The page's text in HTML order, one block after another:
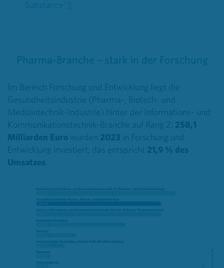
Substance“);
Pharma-Branche – stark in der Forschung
Im Bereich Forschung und Entwicklung liegt die
Gesundheitsindustrie (Pharma-, Biotech- und
Medizintechnik-Industrie) hinter der Informations- und
Kommunikationstechnik-Branche auf Rang 2: 258,1
Milliarden Euro wurden 2023 in Forschung und
Entwicklung investiert; das entspricht 21,9 % des
Umsatzes